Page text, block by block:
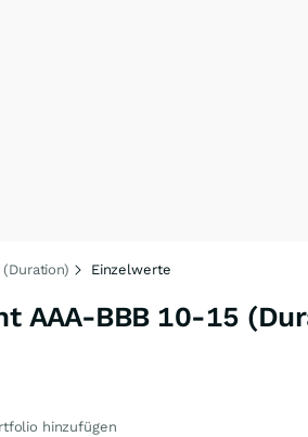
Einzelwerte
AAA-BBB 10-15
hinzufügen